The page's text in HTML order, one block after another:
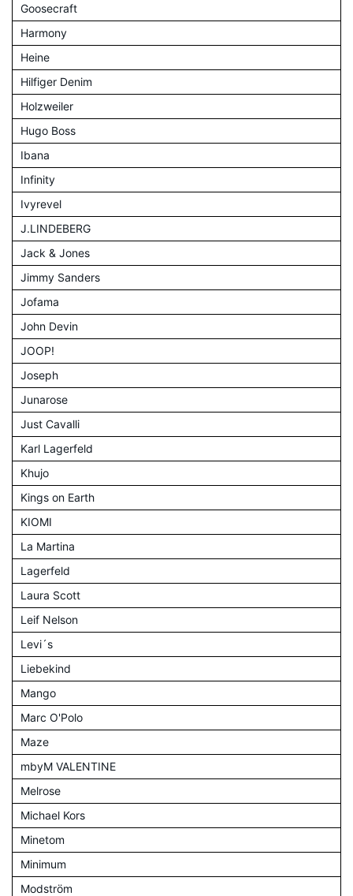
Goosecraft
Harmony
Heine
Hilfiger Denim
Holzweiler
Hugo Boss
Ibana
Infinity
Ivyrevel
J.LINDEBERG
Jack & Jones
Jimmy Sanders
Jofama
John Devin
JOOP!
Joseph
Junarose
Just Cavalli
Karl Lagerfeld
Khujo
Kings on Earth
KIOMI
La Martina
Lagerfeld
Laura Scott
Leif Nelson
Levi´s
Liebekind
Mango
Marc O'Polo
Maze
mbyM VALENTINE
Melrose
Michael Kors
Minetom
Minimum
Modström